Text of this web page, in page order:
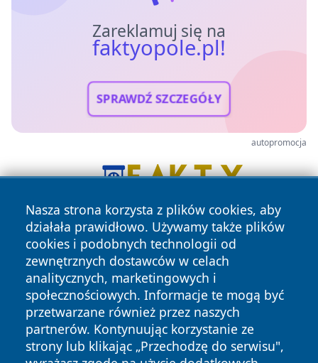
Zareklamuj się na
faktyopole.pl!
SPRAWDŹ SZCZEGÓŁY
autopromocja
Nasza strona korzysta z plików cookies, aby
działała prawidłowo. Używamy także plików
cookies i podobnych technologii od
zewnętrznych dostawców w celach
analitycznych, marketingowych i
społecznościowych. Informacje te mogą być
przetwarzane również przez naszych
partnerów. Kontynuując korzystanie ze
strony lub klikając „Przechodzę do serwisu",
Copyright © 2026 faktyopole.pl Wszystkie prawa zastrzeżone.